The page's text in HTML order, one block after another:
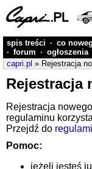
spis treści · co
· forum · ogłoszenia
capri.pl » Rejestracja
Rejestracja
Rejestracja
regulaminu
Przejdź do
Pomoc:
jeżeli jesteś